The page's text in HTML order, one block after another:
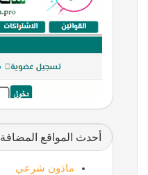
أحدث المواقع المضافة
ماذون شرعي